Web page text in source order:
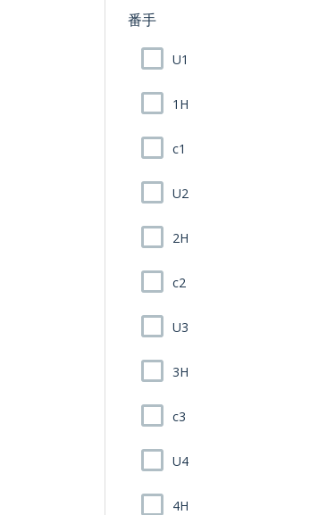
番手
U1
1H
c1
U2
2H
c2
U3
3H
c3
U4
4H